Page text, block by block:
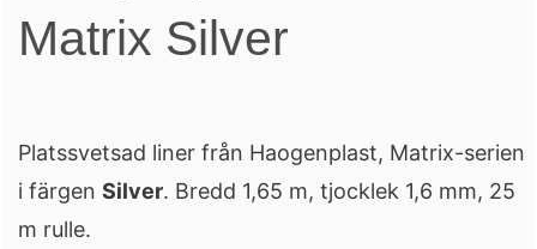
Matrix Silver
Platssvetsad liner från Haogenplast, Matrix-serien
i färgen Silver. Bredd 1,65 m, tjocklek 1,6 mm, 25
m rulle.